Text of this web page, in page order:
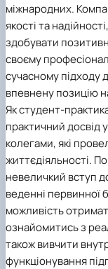
міжнародних.
якості та
здобувати
своєму
сучасному
впевнену позицію
Як студент-
практичний досвід
колегами, які
життєдіяльності.
невеличкий вступ
веденні первинної
можливість
ознайомитись з
також вивчити
функціонування